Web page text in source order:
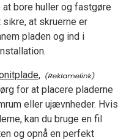
bore huller og fastgøre
at skruerne er
pladen og ind i
for at placere pladerne
eller ujævnheder. Hvis
kan du bruge en fil
og opnå en perfekt